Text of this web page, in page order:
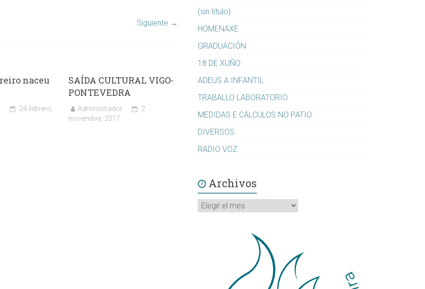
Siguiente →
naceu
24 febrero,
SAÍDA CULTURAL VIGO-
PONTEVEDRA
Administrador
2
noviembre, 2017
(sin título)
HOMENAXE
GRADUACIÓN
18 DE XUÑO
ADEUS A INFANTIL
TRABALLO LABORATORIO
MEDIDAS E CÁLCULOS NO PATIO
DIVERSOS
RADIO VOZ
Archivos
Archivos